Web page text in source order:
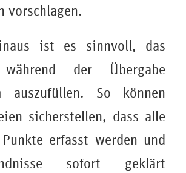
vorschlagen.
ist es sinnvoll, das
der Übergabe
auszufüllen. So können
sicherstellen, dass alle
erfasst werden und
sofort geklärt